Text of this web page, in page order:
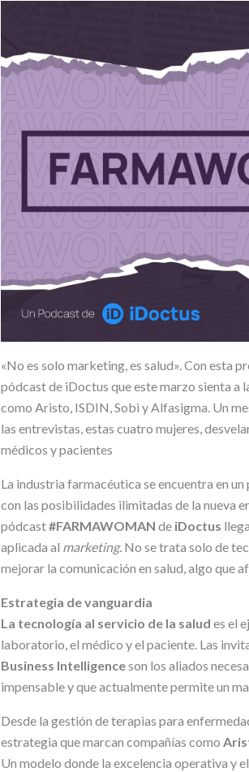
«No es solo marketing, es salud». Con esta
pódcast de iDoctus que este marzo sienta a
como Aristo, ISDIN, Sobi y Alfasigma. Un
las entrevistas, estas cuatro mujeres,
médicos y pacientes
La industria farmacéutica se encuentra en
con las posibilidades ilimitadas de la nueva
pódcast#FARMAWOMAN de iDoctus
aplicada al marketing. No se trata solo de
mejorar la comunicación en salud, algo que
Estrategia de vanguardia
La tecnología al servicio de la salud es el
laboratorio, el médico y el paciente. Las
Business Intelligenceson los aliados
impensable y que actualmente permite un
Desde la gestión de terapias para
estrategia que marcan compañías como
Un modelo donde la excelencia operativa y